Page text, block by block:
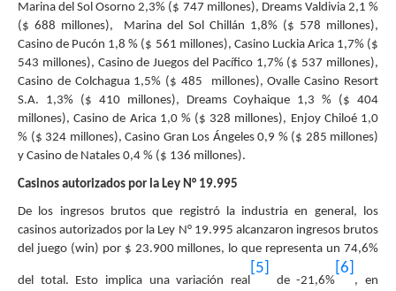
Marina del Sol Osorno 2,3% ($ 747 millones), Dreams Valdivia 2,1 %
($ 688 millones), Marina del Sol Chillán 1,8% ($ 578 millones),
Casino de Pucón 1,8 % ($ 561 millones), Casino Luckia Arica 1,7% ($
543 millones), Casino de Juegos del Pacífico 1,7% ($ 537 millones),
Casino de Colchagua 1,5% ($ 485 millones), Ovalle Casino Resort
S.A. 1,3% ($ 410 millones), Dreams Coyhaique 1,3 % ($ 404
millones), Casino de Arica 1,0 % ($ 328 millones), Enjoy Chiloé 1,0
% ($ 324 millones), Casino Gran Los Ángeles 0,9 % ($ 285 millones)
y Casino de Natales 0,4 % ($ 136 millones).
Casinos autorizados por la Ley N° 19.995
De los ingresos brutos que registró la industria en general, los
casinos autorizados por la Ley N° 19.995 alcanzaron ingresos brutos
del juego (win) por $ 23.900 millones, lo que representa un 74,6%
del total. Esto implica una variación real
[5]
de -21,6%
[6]
, en